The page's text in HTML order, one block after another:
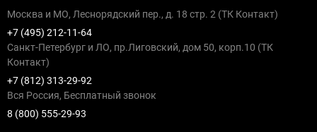
Москва и МО, Леснорядский пер., д. 18 стр. 2 (ТК Контакт)
+7 (495) 212-11-64
Санкт-Петербург и ЛО, пр.Лиговский, дом 50, корп.10 (ТК
Контакт)
+7 (812) 313-29-92
Вся Россия, Бесплатный звонок
8 (800) 555-29-93